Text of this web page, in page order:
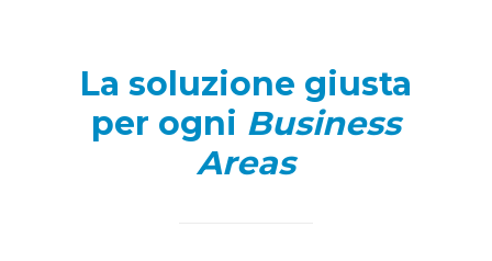
La soluzione giusta
per ogni Business
Areas